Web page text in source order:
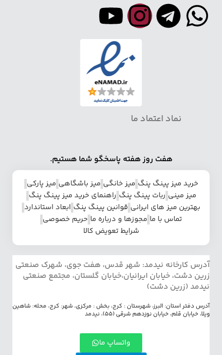
نماد اعتماد ما
هفت روز هفته پاسخگو شما هستیم.
خرید میز پینگ پنگ میز خانگی میز باشگاهی میز پارکی
میز مینی ربات پینگ پنگ راهنمای خرید میز پینگ پنگ
بهترین میز های ایرانی قوانین پینگ پنگ ابعاد استاندارد
تماس با ما مجوزها و درباره ما حریم خصوصی
شرایط تعویض کالا
آدرس کارخانه نیدمد: شهر قدس، هفت جوی، شهرک صنعتی
زرین دشت، خیابان ایرانیان،خیابان گلستان، مجتمع صنعتی
نیدمد (زرین دشت)
آدرس دفتر استان: البرز، شهرستان : کرج، بخش : مرکزی، شهر: کرج، محله: شاهین
ویلا، خیابان قلم، خیابان نوزدهم شرقی (55)، نیدمد
واتساپ ما